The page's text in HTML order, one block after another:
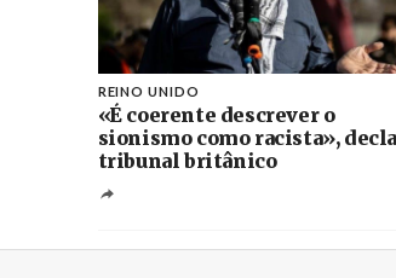
REINO UNIDO
«É coerente descrever o
sionismo como racista»,
tribunal britânico